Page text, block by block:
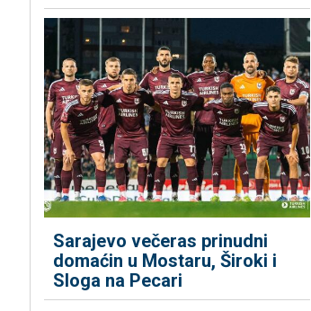
Sarajevo večeras prinudni
domaćin u Mostaru, Široki i
Sloga na Pecari